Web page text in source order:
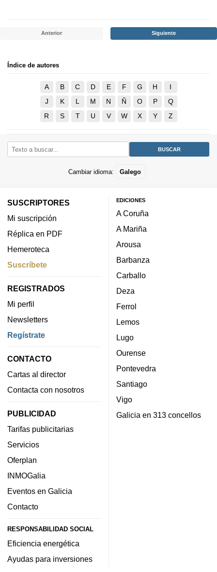
Anterior Siguiente
Índice de autores
A B C D E F G H
I
J
K L M N Ñ O P
Q
R
S T U V W X Y Z
Cambiar idioma: Galego
SUSCRIPTORES
Mi suscripción
Réplica en PDF
Hemeroteca
Suscríbete
REGISTRADOS
Mi perfil
Newsletters
Regístrate
CONTACTO
Cartas al director
Contacta con nosotros
PUBLICIDAD
Tarifas publicitarias
Servicios
Oferplan
INMOGalia
Eventos en Galicia
Contacto
RESPONSABILIDAD SOCIAL
Eficiencia energética
Ayudas para inversiones
EDICIONES
A Coruña
A Mariña
Arousa
Barbanza
Carballo
Deza
Ferrol
Lemos
Lugo
Ourense
Pontevedra
Santiago
Vigo
Galicia en 313 concellos